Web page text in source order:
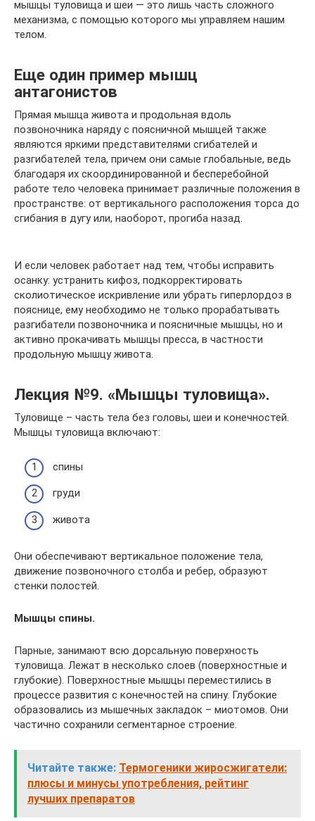
мышцы туловища и шеи — это лишь часть сложного
механизма, с помощью которого мы управляем нашим
телом.
Еще один пример мышц
антагонистов
Прямая мышца живота и продольная вдоль
позвоночника наряду с поясничной мышцей также
являются яркими представителями сгибателей и
разгибателей тела, причем они самые глобальные, ведь
благодаря их скоординированной и бесперебойной
работе тело человека принимает различные положения в
пространстве: от вертикального расположения торса до
сгибания в дугу или, наоборот, прогиба назад.
И если человек работает над тем, чтобы исправить
осанку: устранить кифоз, подкорректировать
сколиотическое искривление или убрать гиперлордоз в
пояснице, ему необходимо не только прорабатывать
разгибатели позвоночника и поясничные мышцы, но и
активно прокачивать мышцы пресса, в частности
продольную мышцу живота.
Лекция №9. «Мышцы туловища».
Туловище – часть тела без головы, шеи и конечностей.
Мышцы туловища включают:
спины
груди
живота
Они обеспечивают вертикальное положение тела,
движение позвоночного столба и ребер, образуют
стенки полостей.
Мышцы спины.
Парные, занимают всю дорсальную поверхность
туловища. Лежат в несколько слоев (поверхностные и
глубокие). Поверхностные мышцы переместились в
процессе развития с конечностей на спину. Глубокие
образовались из мышечных закладок – миотомов. Они
частично сохранили сегментарное строение.
Читайте также: Термогеники жиросжигатели:
плюсы и минусы употребления, рейтинг
лучших препаратов